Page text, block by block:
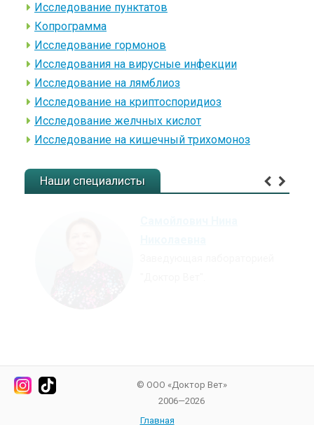
Исследование пунктатов
Копрограмма
Исследование гормонов
Исследования на вирусные инфекции
Исследование на лямблиоз
Исследование на криптоспоридиоз
Исследование желчных кислот
Исследование на кишечный трихомоноз
Наши специалисты
© ООО «Доктор Вет»
2006—2026
Главная